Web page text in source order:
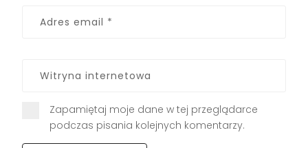
Zapamiętaj moje dane w tej przeglądarce
podczas pisania kolejnych komentarzy.